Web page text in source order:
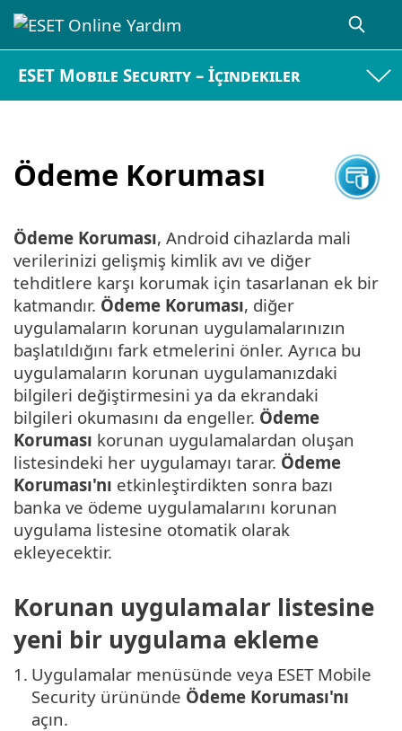
ESET Mobile Security – İçindekiler
Ödeme Koruması
Ödeme Koruması, Android cihazlarda mali
verilerinizi gelişmiş kimlik avı ve diğer
tehditlere karşı korumak için tasarlanan ek bir
katmandır. Ödeme Koruması, diğer
uygulamaların korunan uygulamalarınızın
başlatıldığını fark etmelerini önler. Ayrıca bu
uygulamaların korunan uygulamanızdaki
bilgileri değiştirmesini ya da ekrandaki
bilgileri okumasını da engeller. Ödeme
Koruması korunan uygulamalardan oluşan
listesindeki her uygulamayı tarar. Ödeme
Koruması'nı etkinleştirdikten sonra bazı
banka ve ödeme uygulamalarını korunan
uygulama listesine otomatik olarak
ekleyecektir.
Korunan uygulamalar listesine
yeni bir uygulama ekleme
1. Uygulamalar menüsünde veya ESET Mobile
Security ürününde Ödeme Koruması'nı
açın.